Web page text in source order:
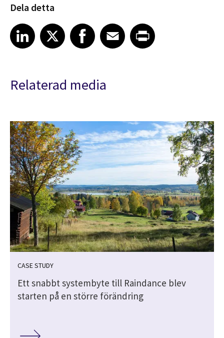
Dela detta
Share article on LinkedIn
LinkedIn
Share article on XShare article on Facebook
Facebook
Share article on Email
EmailShare article on Print
Relaterad media
CASE STUDY
Ett snabbt systembyte till Raindance blev
starten på en större förändring